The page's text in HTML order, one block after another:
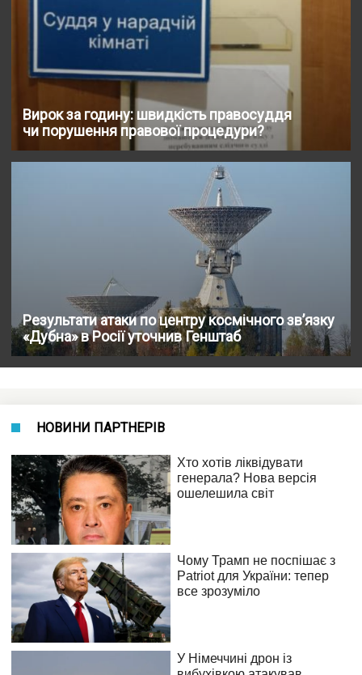
Вирок за годину: швидкість правосуддя
чи порушення правової процедури?
Результати атаки по центру космічного звʼязку
«Дубна» в Росії уточнив Генштаб
НОВИНИ ПАРТНЕРІВ